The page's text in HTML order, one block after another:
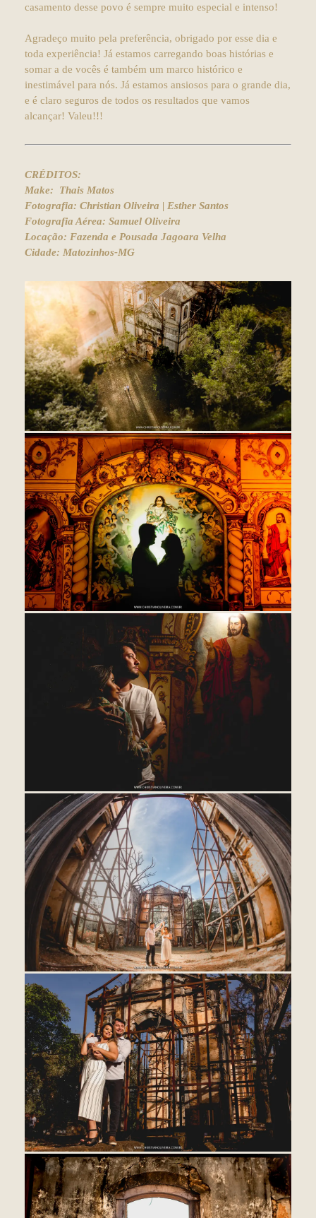
casamento desse povo é sempre muito especial e intenso!
Agradeço muito pela preferência, obrigado por esse dia e
toda experiência! Já estamos carregando boas histórias e
somar a de vocês é também um marco histórico e
inestimável para nós. Já estamos ansiosos para o grande dia,
e é claro seguros de todos os resultados que vamos
alcançar! Valeu!!!
CRÉDITOS:
Make: Thais Matos
Fotografia: Christian Oliveira | Esther Santos
Fotografia Aérea: Samuel Oliveira
Locação: Fazenda e Pousada Jagoara Velha
Cidade: Matozinhos-MG